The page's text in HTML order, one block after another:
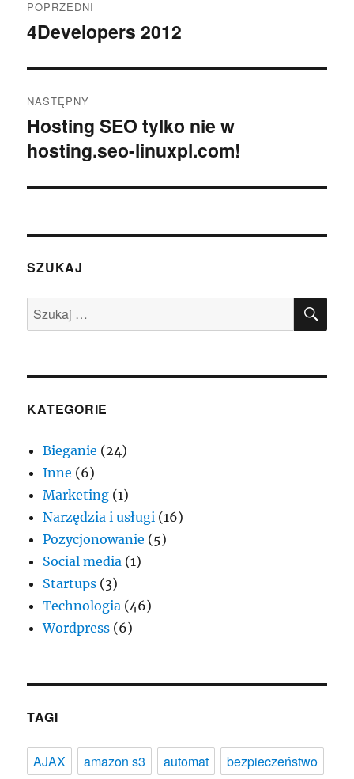
wpisu
POPRZEDNI
Poprzedni
4Developers 2012
NASTĘPNY
Następny
wpis:
Hosting SEO tylko nie w
hosting.seo-linuxpl.com!
SZUKAJ
Szukaj:
KATEGORIE
Bieganie (24)
Inne (6)
Marketing (1)
Narzędzia i usługi (16)
Pozycjonowanie (5)
Social media (1)
Startups (3)
Technologia (46)
Wordpress (6)
TAGI
AJAX amazon s3 automat bezpieczeństwo